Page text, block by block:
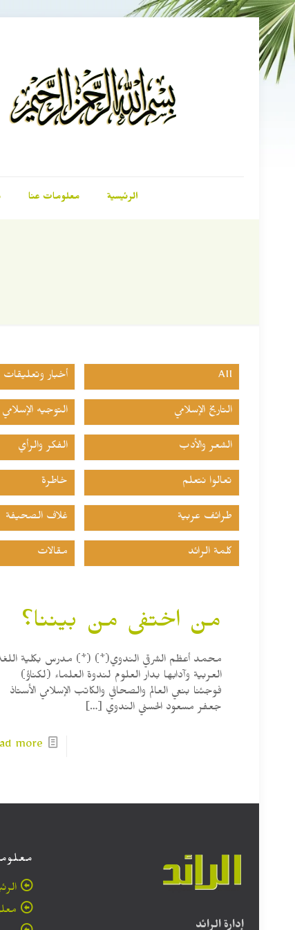
الرئيسية معلومات عنا
All أخبار وتعليقات
التاريخ الإسلامي التوجيه الإسلامي
الشعر والأدب الفكر والرأي
تعالوا نتعلم خاطرة
طرائف عربية غلاف الصحيفة
كلمة الرائد مقالات
من اختفى من بيننا؟
محمد أعظم الشرقي الندوي(*) (*) مدرس بكلية
العربية وآدابها بدار العلوم لندوة العلماء (لكناؤ)
فوجئنا بنعي العالم والصحافي والكاتب الإسلامي الأستاذ
جعفر مسعود الحسني الندوي […]
more
إدارة الرائد